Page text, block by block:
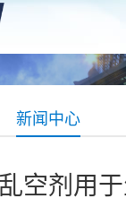
新闻中心
空剂用